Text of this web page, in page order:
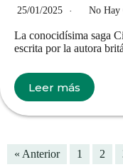
25/01/2025 No Hay
La conocidísima saga
escrita por la autora
Leer más
« Anterior 1 2